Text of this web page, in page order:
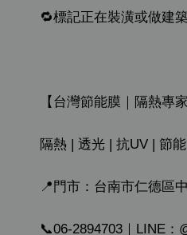
🔁標記正在裝潢或做建
【台灣節能膜｜隔熱專家
隔熱 | 透光 | 抗UV | 節
📍門市：台南市仁德區
📞06-2894703｜LINE：